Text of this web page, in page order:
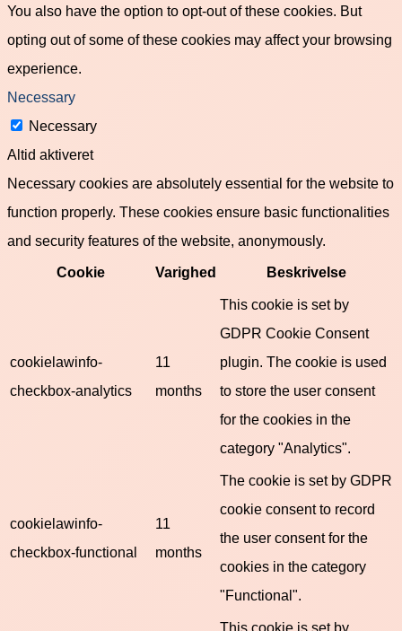
You also have the option to opt-out of these cookies. But
opting out of some of these cookies may affect your browsing
experience.
Necessary
Necessary
Altid aktiveret
Necessary cookies are absolutely essential for the website to
function properly. These cookies ensure basic functionalities
and security features of the website, anonymously.
Cookie
Varighed Beskrivelse
cookielawinfo-
checkbox-analytics
11
months
This cookie is set by
GDPR Cookie Consent
plugin. The cookie is used
to store the user consent
for the cookies in the
category "Analytics".
cookielawinfo-
checkbox-functional
11
months
The cookie is set by GDPR
cookie consent to record
the user consent for the
cookies in the category
"Functional".
This cookie is set by